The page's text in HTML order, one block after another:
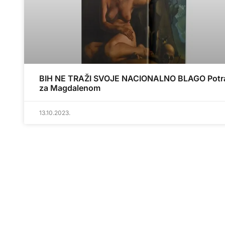
BIH NE TRAŽI SVOJE NACIONALNO BLAGO
za Magdalenom
13.10.2023.